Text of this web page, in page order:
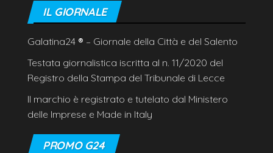
IL GIORNALE
Galatina24 ® – Giornale della Città e del Salento
Testata giornalistica iscritta al n. 11/2020 del
Registro della Stampa del Tribunale di Lecce
Il marchio è registrato e tutelato dal Ministero
delle Imprese e Made in Italy
PROMO G24